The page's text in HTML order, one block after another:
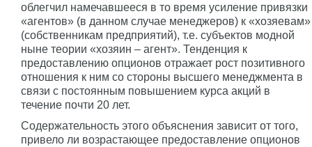
облегчил намечавшееся в то время усиление привязки
«агентов» (в данном случае менеджеров) к «хозяевам»
(собственникам предприятий), т.е. субъектов модной
ныне теории «хозяин – агент». Тенденция к
предоставлению опционов отражает рост позитивного
отношения к ним со стороны высшего менеджмента в
связи с постоянным повышением курса акций в
течение почти 20 лет.
Содержательность этого объяснения зависит от того,
привело ли возрастающее предоставление опционов